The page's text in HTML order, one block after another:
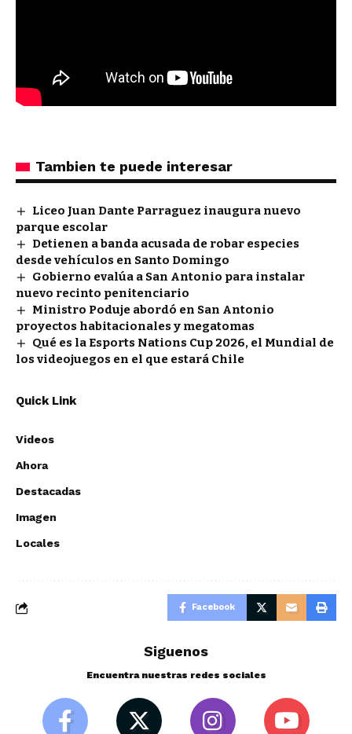
Tambien te puede interesar
Liceo Juan Dante Parraguez inaugura nuevo
parque escolar
Detienen a banda acusada de robar especies
desde vehículos en Santo Domingo
Gobierno evalúa a San Antonio para instalar
nuevo recinto penitenciario
Ministro Poduje abordó en San Antonio
proyectos habitacionales y megatomas
Qué es la Esports Nations Cup 2026, el Mundial de
los videojuegos en el que estará Chile
Quick Link
Videos
Ahora
Destacadas
Imagen
Locales
Facebook
Siguenos
Encuentra nuestras redes sociales